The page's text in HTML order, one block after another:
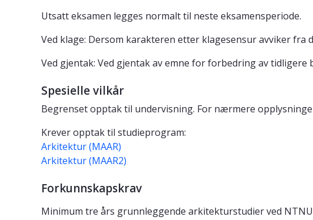
Utsatt eksamen legges normalt til neste eksamensperiode.
Ved klage: Dersom karakteren etter klagesensur avviker
Ved gjentak: Ved gjentak av emne for forbedring av
Spesielle vilkår
Begrenset opptak til undervisning. For nærmere
Krever opptak til studieprogram:
Arkitektur (MAAR)
Arkitektur (MAAR2)
Forkunnskapskrav
Minimum tre års grunnleggende arkitekturstudier ved